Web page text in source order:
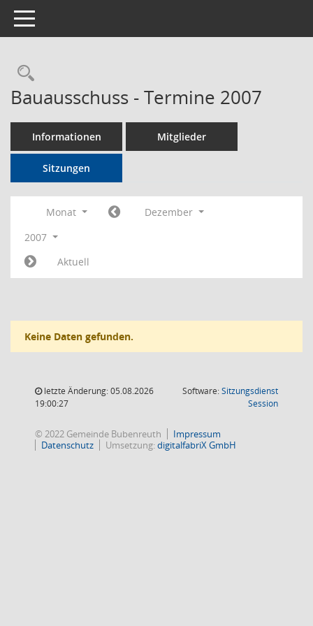
Toggle navigation
Rechercheauswahl
Bauausschuss - Termine 2007
Informationen Mitglieder
Sitzungen
Monat
Dezember
2007
Aktuell
Keine Daten gefunden.
letzte Änderung: 05.08.2026
19:00:27
Software:Sitzungsdienst
Session(Wird in
© 2022 Gemeinde Bubenreuth
Impressum
Datenschutz
Umsetzung:digitalfabriX GmbH